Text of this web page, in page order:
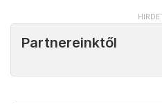
Partnereinktől